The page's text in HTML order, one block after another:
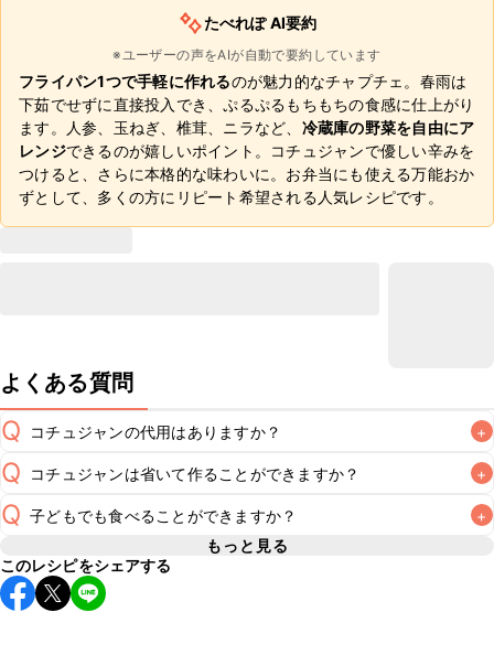
たべれぽ AI要約
※ユーザーの声をAIが自動で要約しています
フライパン1つで手軽に作れるのが魅力的なチャプチェ。春雨は
下茹でせずに直接投入でき、ぷるぷるもちもちの食感に仕上がり
ます。人参、玉ねぎ、椎茸、ニラなど、 冷蔵庫の野菜を自由にア
レンジできるのが嬉しいポイント。コチュジャンで優しい辛みを
つけると、さらに本格的な味わいに。お弁当にも使える万能おか
ずとして、多くの方にリピート希望される人気レシピです。
よくある質問
Q コチュジャンの代用はありますか？ +
A
Q コチュジャンは省いて作ることができますか？ +
A
使用量が少ない場合は省いてもお作りいただけますが、メイ
ンの味付けとして使用している場合は省くと味がぼやける可
能性があるため、 こちら
Q 子どもでも食べることができますか？ +
コチュジャンは甘辛い風味が特徴の食材なため、お子様や辛
い味付けが苦手な方は風味や刺激を強く感じる可能性がござ
います。使用する食材や味付けにつきましては普段のお子様
もっと見る
このレシピをシェアする